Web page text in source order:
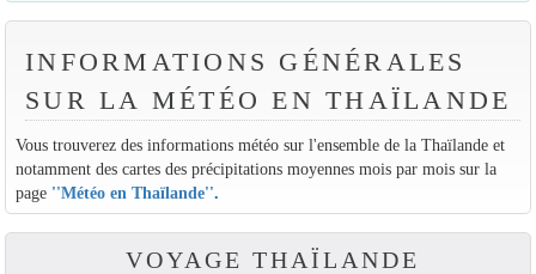
INFORMATIONS GÉNÉRALES
SUR LA MÉTÉO EN THAÏLANDE
Vous trouverez des informations météo sur l'ensemble de la Thaïlande et
notamment des cartes des précipitations moyennes mois par mois sur la
page ''Météo en Thaïlande''.
VOYAGE THAÏLANDE